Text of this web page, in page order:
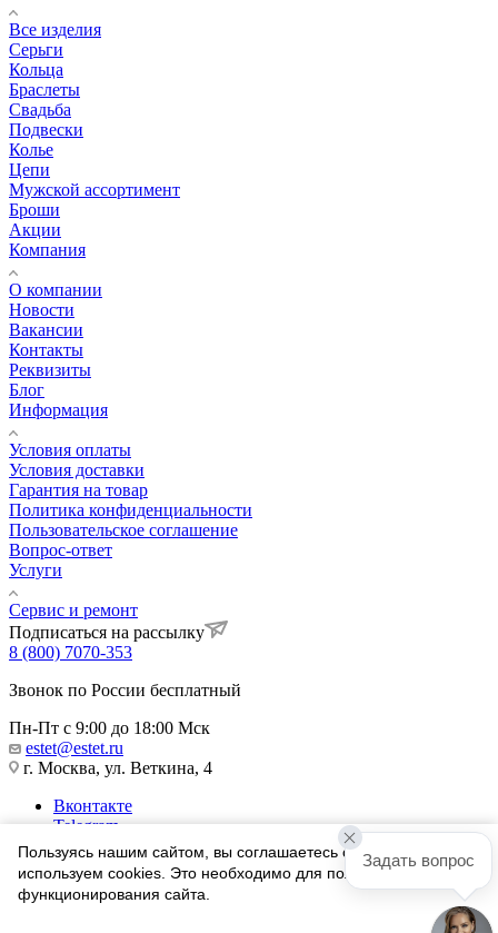
Все изделия
Серьги
Кольца
Браслеты
Свадьба
Подвески
Колье
Цепи
Мужской ассортимент
Броши
Акции
Компания
О компании
Новости
Вакансии
Контакты
Реквизиты
Блог
Информация
Условия оплаты
Условия доставки
Гарантия на товар
Политика конфиденциальности
Пользовательское соглашение
Вопрос-ответ
Услуги
Сервис и ремонт
Подписаться на рассылку
8 (800) 7070-353
Звонок по России бесплатный
Пн-Пт с 9:00 до 18:00 Мск
estet@estet.ru
г. Москва, ул. Веткина, 4
Вконтакте
Telegram
Одноклассники
WhatsApp
1991-2026 © Ювелирный Дом ЭСТЕТ
Пользуясь нашим сайтом, вы соглашаетесь с тем, что мы
используем cookies. Это необходимо для полноценного
функционирования сайта.
Задать вопрос